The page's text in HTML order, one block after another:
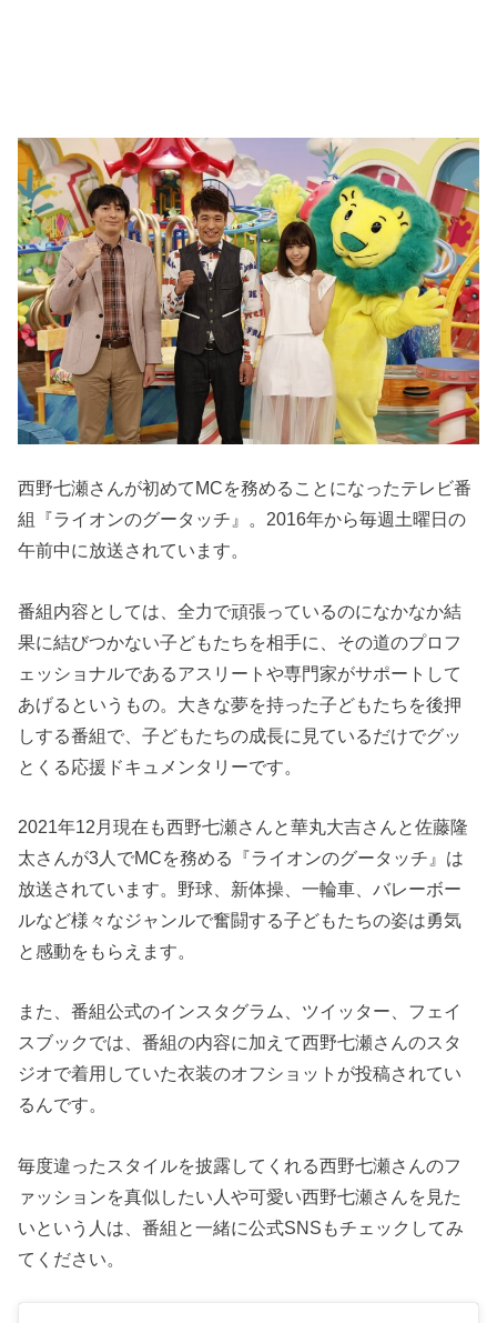
西野七瀬さんが初めてMCを務めることになったテレビ番
組『ライオンのグータッチ』。2016年から毎週土曜日の
午前中に放送されています。
番組内容としては、全力で頑張っているのになかなか結
果に結びつかない子どもたちを相手に、その道のプロフ
ェッショナルであるアスリートや専門家がサポートして
あげるというもの。大きな夢を持った子どもたちを後押
しする番組で、子どもたちの成長に見ているだけでグッ
とくる応援ドキュメンタリーです。
2021年12月現在も西野七瀬さんと華丸大吉さんと佐藤隆
太さんが3人でMCを務める『ライオンのグータッチ』は
放送されています。野球、新体操、一輪車、バレーボー
ルなど様々なジャンルで奮闘する子どもたちの姿は勇気
と感動をもらえます。
また、番組公式のインスタグラム、ツイッター、フェイ
スブックでは、番組の内容に加えて西野七瀬さんのスタ
ジオで着用していた衣装のオフショットが投稿されてい
るんです。
毎度違ったスタイルを披露してくれる西野七瀬さんのフ
ァッションを真似したい人や可愛い西野七瀬さんを見た
いという人は、番組と一緒に公式SNSもチェックしてみ
てください。